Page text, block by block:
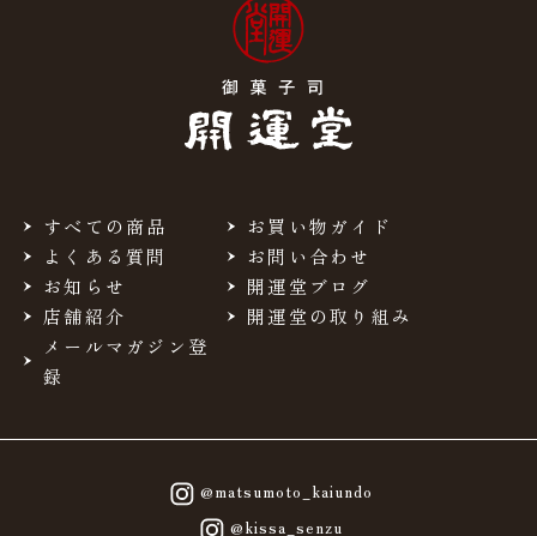
すべての商品
お買い物ガイド
よくある質問
お問い合わせ
お知らせ
開運堂ブログ
店舗紹介
開運堂の取り組み
メールマガジン登
録
@matsumoto_kaiundo
@kissa_senzu